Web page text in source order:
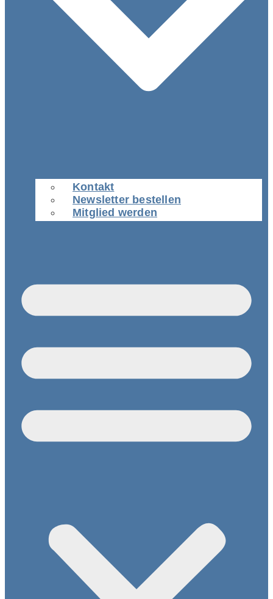
Kontakt
Newsletter bestellen
Mitglied werden